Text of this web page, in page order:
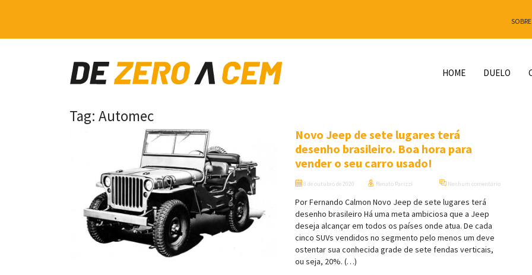
SOBRE
Main Navigation HOME DUELO
Tag: Automec
Novo Jeep de sete lugares terá
desenho brasileiro. Boa hora para
vender o seu carro usado!
8 de outubro de 2020 Renato Parizzi Nenhum comentário
Por Fernando Calmon Novo Jeep de sete lugares terá
desenho brasileiro Há uma meta ambiciosa que a Jeep
deseja alcançar em todos os países onde atua. De cada
cinco SUVs vendidos no segmento pelo menos um deve
ostentar sua conhecida grade de sete fendas verticais,
ou seja, 20%. (…)